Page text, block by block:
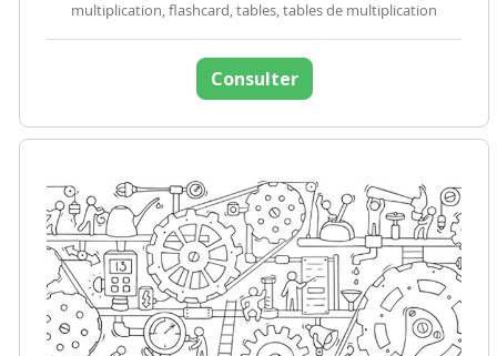
multiplication, flashcard, tables, tables de multiplication
Consulter